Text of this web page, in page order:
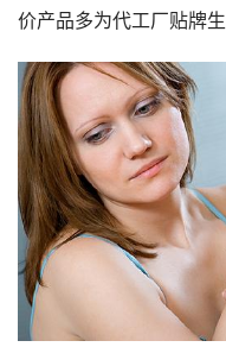
价产品多为代工厂贴牌